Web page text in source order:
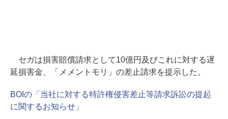
セガは損害賠償請求として10億円及びこれに対する遅
延損害金、「メメントモリ」の差止請求を提示した。
BOIの「当社に対する特許権侵害差止等請求訴訟の提起
に関するお知らせ」